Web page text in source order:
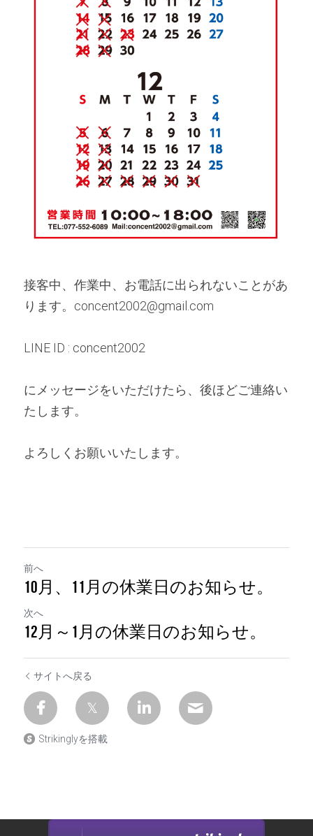
接客中、作業中、お電話に出られないことがあ
ります。concent2002@gmail.com
LINE ID : concent2002
にメッセージをいただけたら、後ほどご連絡い
たします。
よろしくお願いいたします。
前へ
10月、11月の休業日のお知らせ。
次へ
12月～1月の休業日のお知らせ。
サイトへ戻る
Strikinglyを搭載